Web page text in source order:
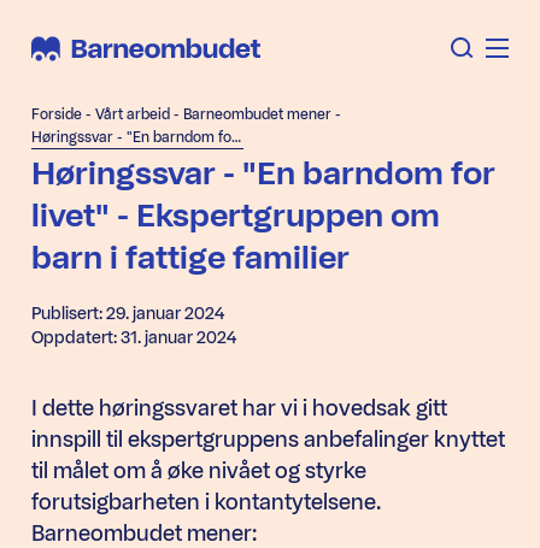
Forside - Vårt arbeid - Barneombudet mener -
Høringssvar - "En barndom for livet" - Ekspertgruppen om barn i fattige familier
Høringssvar - "En barndom for
livet" - Ekspertgruppen om
barn i fattige familier
Publisert: 29. januar 2024
Oppdatert: 31. januar 2024
I dette høringssvaret har vi i hovedsak gitt
innspill til ekspertgruppens anbefalinger knyttet
til målet om å øke nivået og styrke
forutsigbarheten i kontantytelsene.
Barneombudet mener: